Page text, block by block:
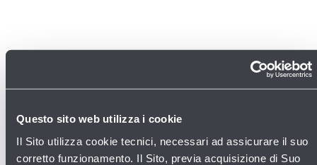
Questo sito web utilizza i cookie
Il Sito utilizza cookie tecnici, necessari ad assicurare il suo
corretto funzionamento. Il Sito, previa acquisizione di Suo